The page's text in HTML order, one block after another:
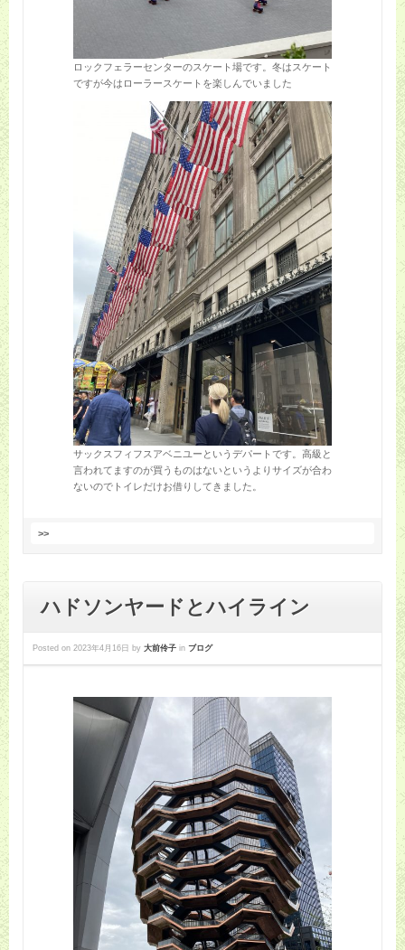
ロックフェラーセンターのスケート場です。冬はスケート
ですが今はローラースケートを楽しんでいました
サックスフィフスアベニユーというデパートです。高級と
言われてますのが買うものはないというよりサイズが合わ
ないのでトイレだけお借りしてきました。
>>
ハドソンヤードとハイライン
Posted on 2023年4月16日 by 大前伶子 in ブログ